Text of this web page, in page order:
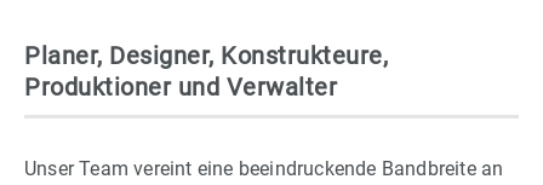
Planer, Designer, Konstrukteure,
Produktioner und Verwalter
Unser Team vereint eine beeindruckende Bandbreite an